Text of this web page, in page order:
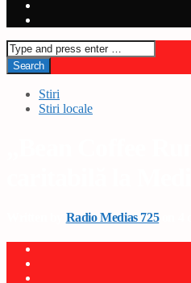
Stiri
Stiri locale
Radio Medias 725on 4